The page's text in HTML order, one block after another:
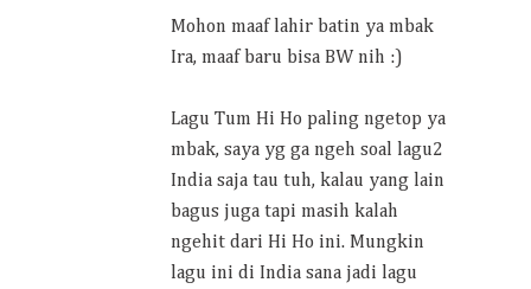
Mohon maaf lahir batin ya mbak
Ira, maaf baru bisa BW nih :)
Lagu Tum Hi Ho paling ngetop ya
mbak, saya yg ga ngeh soal lagu2
India saja tau tuh, kalau yang lain
bagus juga tapi masih kalah
ngehit dari Hi Ho ini. Mungkin
lagu ini di India sana jadi lagu